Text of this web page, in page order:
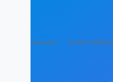
Anasayfa Gizlilik Politikası